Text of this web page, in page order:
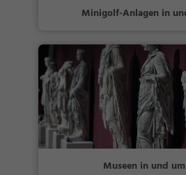
Minigolf-Anlagen in
Museen in und